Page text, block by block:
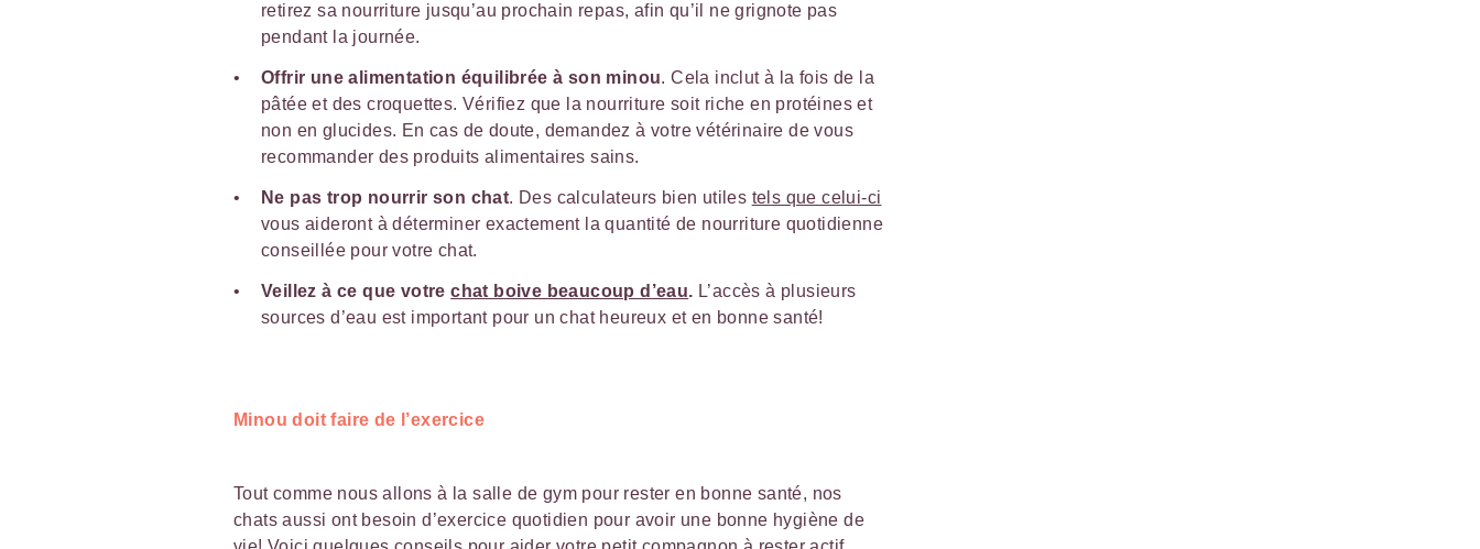
retirez sa nourriture jusqu’au prochain repas, afin qu’il ne grignote pas
pendant la journée.
Offrir une alimentation équilibrée à son minou. Cela inclut à la fois de la
pâtée et des croquettes. Vérifiez que la nourriture soit riche en protéines et
non en glucides. En cas de doute, demandez à votre vétérinaire de vous
recommander des produits alimentaires sains.
Ne pas trop nourrir son chat. Des calculateurs bien utiles tels que celui-ci
vous aideront à déterminer exactement la quantité de nourriture quotidienne
conseillée pour votre chat.
Veillez à ce que votrechat boive beaucoup d’eau. L’accès à plusieurs
sources d’eau est important pour un chat heureux et en bonne santé!
Minou doit faire de l’exercice
Tout comme nous allons à la salle de gym pour rester en bonne santé, nos
chats aussi ont besoin d’exercice quotidien pour avoir une bonne hygiène de